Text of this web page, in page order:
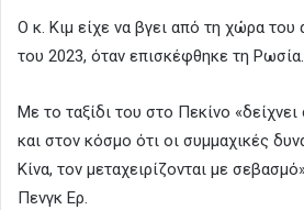
Ο κ. Κιμ είχε να βγει από τη χώρα του
του 2023, όταν επισκέφθηκε τη Ρωσία.
Με το ταξίδι του στο Πεκίνο
και στον κόσμο ότι οι συμμαχικές
Κίνα, τον μεταχειρίζονται με
Πενγκ Ερ.